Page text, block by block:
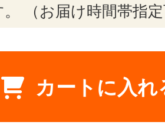
（お届け時間帯指
カートに入れ